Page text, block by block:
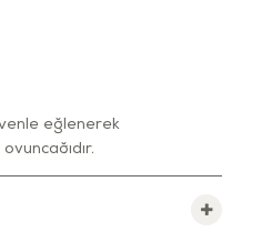
eğlenerek
ve ağırlıktadır. Küçük
olmayan, yuvarlatılmış özel